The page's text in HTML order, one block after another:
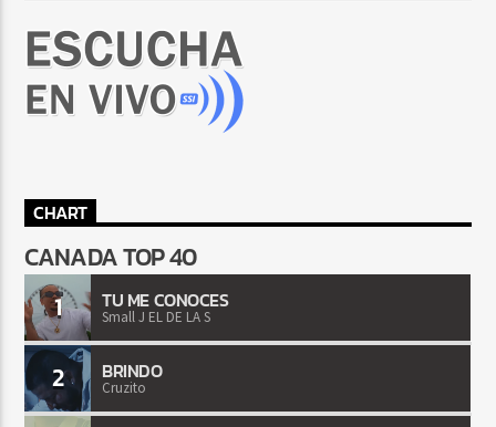
CHART
CANADA TOP 40
1 TU ME CONOCES
Small J EL DE LA S
2 BRINDO
Cruzito